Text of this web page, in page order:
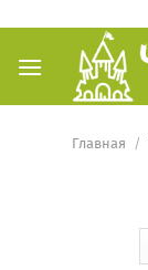
content
Главная /